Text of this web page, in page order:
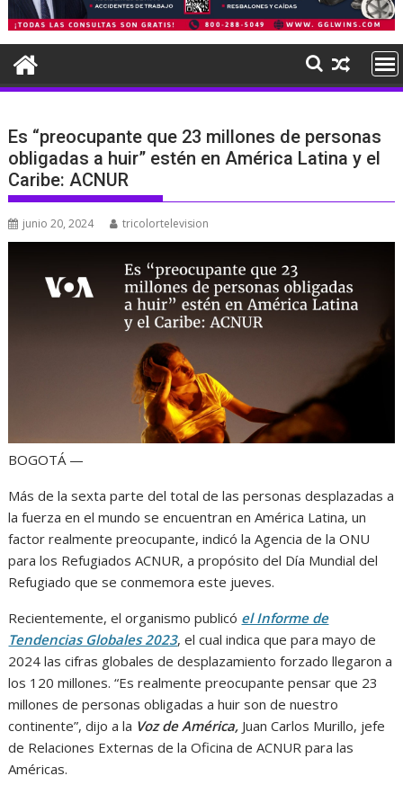
Es “preocupante que 23 millones de personas
obligadas a huir” estén en América Latina y el
Caribe: ACNUR
junio 20, 2024 tricolortelevision
BOGOTÁ —
Más de la sexta parte del total de las personas desplazadas a
la fuerza en el mundo se encuentran en América Latina, un
factor realmente preocupante, indicó la Agencia de la ONU
para los Refugiados ACNUR, a propósito del Día Mundial del
Refugiado que se conmemora este jueves.
Recientemente, el organismo publicó el Informe de
Tendencias Globales 2023, el cual indica que para mayo de
2024 las cifras globales de desplazamiento forzado llegaron a
los 120 millones. “Es realmente preocupante pensar que 23
millones de personas obligadas a huir son de nuestro
continente”, dijo a la Voz de América, Juan Carlos Murillo, jefe
de Relaciones Externas de la Oficina de ACNUR para las
Américas.